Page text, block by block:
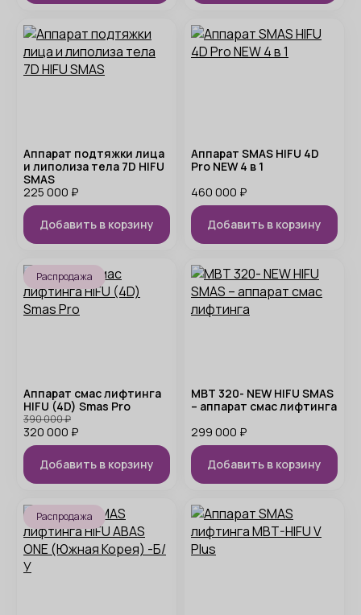
Аппарат подтяжки лица
и липолиза тела 7D HIFU
SMAS
225 000 ₽
Добавить в корзину
Аппарат SMAS HIFU 4D
Pro NEW 4 в 1
460 000 ₽
Добавить в корзину
Распродажа
Аппарат смас лифтинга
HIFU (4D) Smas Pro
320 000 ₽
390 000₽
Добавить в корзину
MBT 320- NEW HIFU SMAS
– аппарат смас лифтинга
299 000 ₽
Добавить в корзину
Распродажа